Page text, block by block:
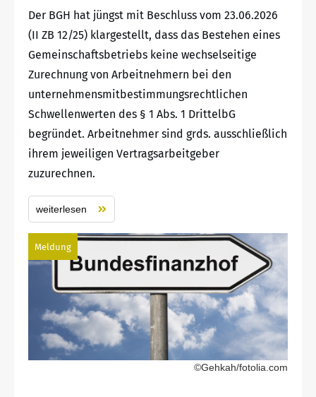
Der BGH hat jüngst mit Beschluss vom 23.06.2026
(II ZB 12/25) klargestellt, dass das Bestehen eines
Gemeinschaftsbetriebs keine wechselseitige
Zurechnung von Arbeitnehmern bei den
unternehmensmitbestimmungsrechtlichen
Schwellenwerten des § 1 Abs. 1 DrittelbG
begründet. Arbeitnehmer sind grds. ausschließlich
ihrem jeweiligen Vertragsarbeitgeber
zuzurechnen.
weiterlesen
Meldung
©Gehkah/fotolia.com